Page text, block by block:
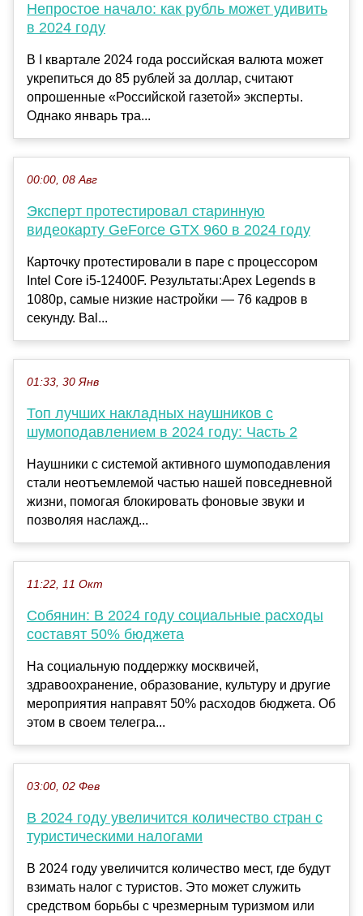
Непростое начало: как рубль может удивить
в 2024 году
В I квартале 2024 года российская валюта может
укрепиться до 85 рублей за доллар, считают
опрошенные «Российской газетой» эксперты.
Однако январь тра...
00:00, 08 Авг
Эксперт протестировал старинную
видеокарту GeForce GTX 960 в 2024 году
Карточку протестировали в паре с процессором
Intel Core i5-12400F. Результаты:Apex Legends в
1080p, самые низкие настройки — 76 кадров в
секунду. Bal...
01:33, 30 Янв
Топ лучших накладных наушников с
шумоподавлением в 2024 году: Часть 2
Наушники с системой активного шумоподавления
стали неотъемлемой частью нашей повседневной
жизни, помогая блокировать фоновые звуки и
позволяя наслажд...
11:22, 11 Окт
Собянин: В 2024 году социальные расходы
составят 50% бюджета
На социальную поддержку москвичей,
здравоохранение, образование, культуру и другие
мероприятия направят 50% расходов бюджета. Об
этом в своем телегра...
03:00, 02 Фев
В 2024 году увеличится количество стран с
туристическими налогами
В 2024 году увеличится количество мест, где будут
взимать налог с туристов. Это может служить
средством борьбы с чрезмерным туризмом или